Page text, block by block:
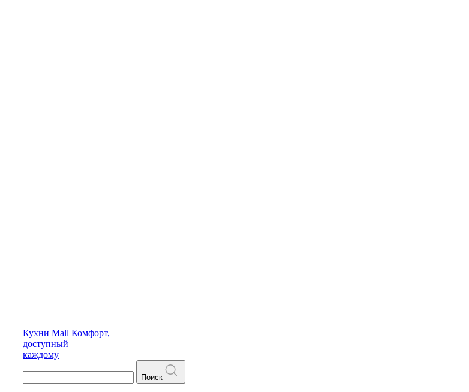
Кухни Mall Комфорт,
доступный
каждому
Поиск